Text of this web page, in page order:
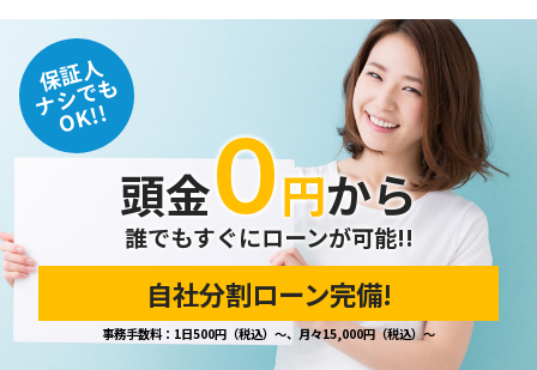
保証人
ナシでも
OK!!
頭金０円から
誰でもすぐにローンが可能!!
自社分割ローン完備!
事務手数料：1日500円（税込）～、月々15,000円（税込）～